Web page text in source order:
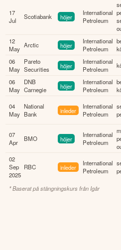
17
Jul
Scotiabank höjer
International
Petroleum
12
May Arctic höjer
International
Petroleum
06
May
Pareto
Securities
höjer
International
Petroleum
06
May
DNB
Carnegie
höjer
International
Petroleum
04
May
National
Bank
inleder
International
Petroleum
07
Apr
BMO höjer
International
Petroleum
02
Sep
2025
RBC inleder
International
Petroleum
* Baserat på stängningskurs frånIgår